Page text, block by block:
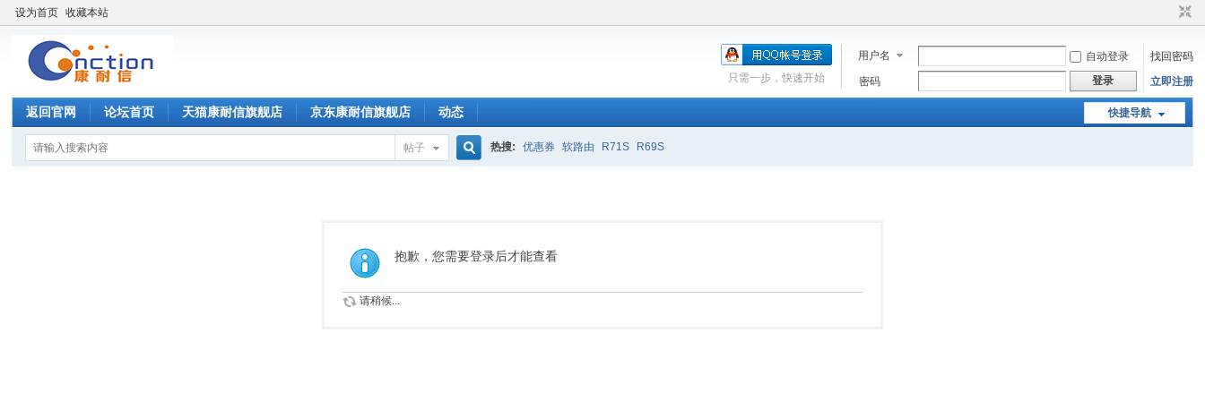
设为首页 收藏本站
用户名 自动登录
找回密码
密码
登录 立即注册
只需一步，快速开始
快捷导航
返回官网 论坛首页 天猫康耐信旗舰店 京东康耐信旗舰店 动态
帖子
索
热搜: 优惠券 软路由 R71S R69S
抱歉，您需要登录后才能查看
请稍候...